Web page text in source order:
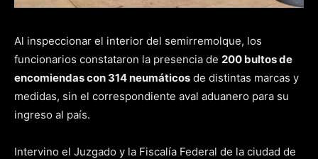
Al inspeccionar el interior del semirremolque, los
funcionarios constataron la presencia de 200 bultos de
encomiendas con 314 neumáticos de distintas marcas y
medidas, sin el correspondiente aval aduanero para su
ingreso al país.
Intervino el Juzgado y la Fiscalía Federal de la ciudad de